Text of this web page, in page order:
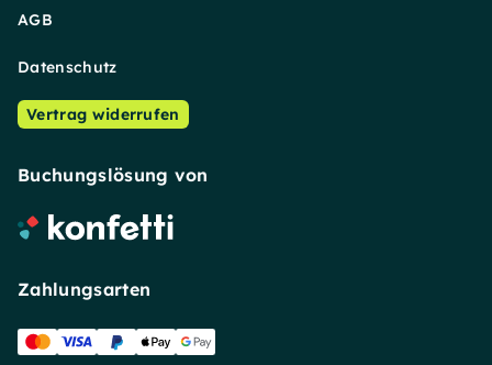
AGB
Datenschutz
Vertrag widerrufen
Buchungslösung von
Zahlungsarten